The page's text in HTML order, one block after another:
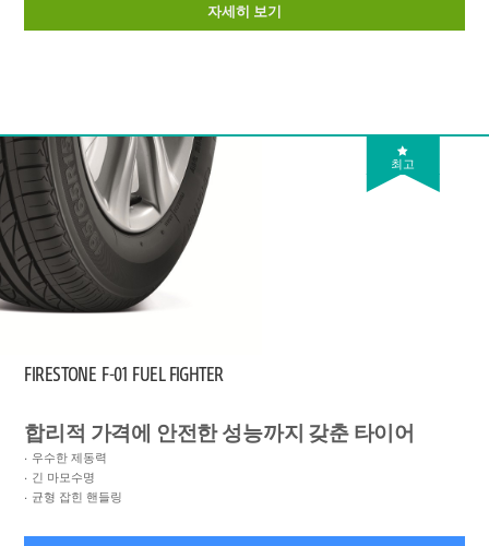
자세히 보기
최고
FIRESTONE F-01 FUEL FIGHTER
합리적 가격에 안전한 성능까지 갖춘 타이어
우수한 제동력
긴 마모수명
균형 잡힌 핸들링